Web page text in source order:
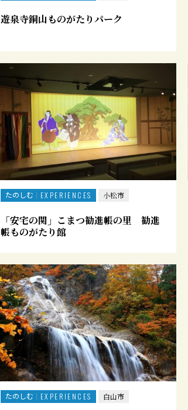
遊泉寺銅山ものがたりパーク
たのしむ EXPERIENCES 小松市
「安宅の関」こまつ勧進帳の里 勧進
帳ものがたり館
たのしむ EXPERIENCES 白山市